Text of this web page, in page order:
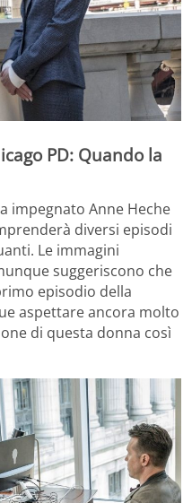
PD: Quando la
impegnato Anne Heche
diversi episodi
Le immagini
suggeriscono che
episodio della
aspettare ancora molto
di questa donna così